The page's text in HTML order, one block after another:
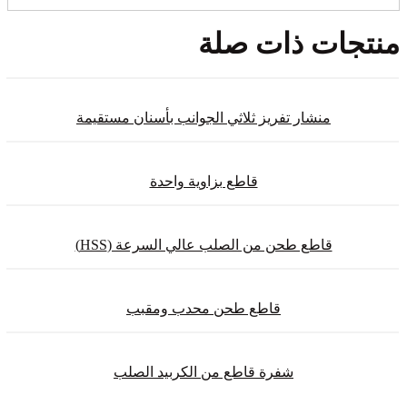
منتجات ذات صلة
منشار تفريز ثلاثي الجوانب بأسنان مستقيمة
قاطع بزاوية واحدة
قاطع طحن من الصلب عالي السرعة (HSS)
قاطع طحن محدب ومقبب
شفرة قاطع من الكربيد الصلب